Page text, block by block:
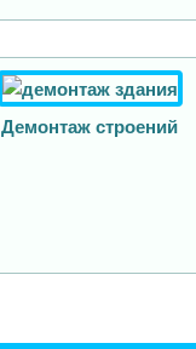
Демонтаж строений